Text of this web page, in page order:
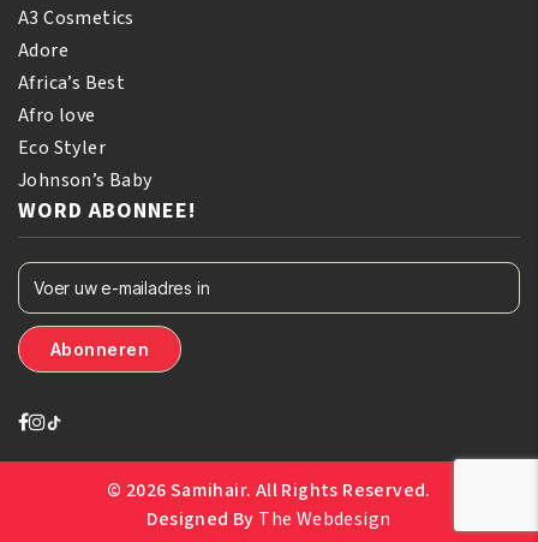
A3 Cosmetics
Adore
Africa’s Best
Afro love
Eco Styler
Johnson’s Baby
WORD ABONNEE!
© 2026 Samihair. All Rights Reserved.
Designed By The Webdesign